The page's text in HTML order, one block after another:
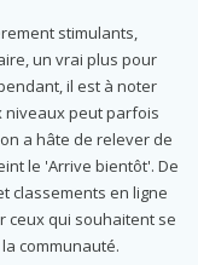
stimulants,
un vrai plus pour
il est à noter
peut parfois
a hâte de relever de
le 'Arrive bientôt'. De
classements en ligne
ceux qui souhaitent se
communauté.